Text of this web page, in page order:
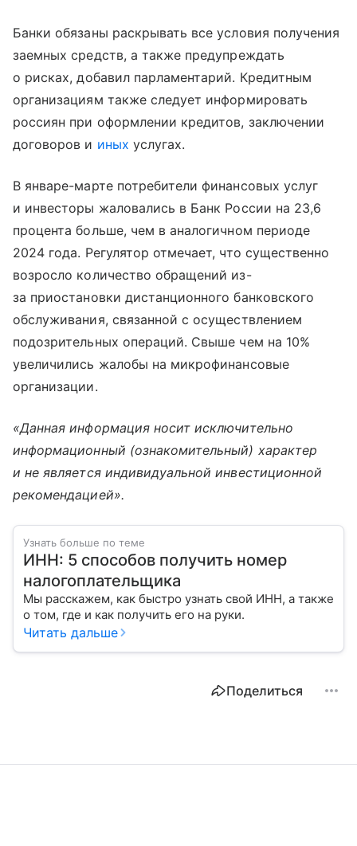
Банки обязаны раскрывать все условия получения
заемных средств, а также предупреждать
о рисках, добавил парламентарий. Кредитным
организациям также следует информировать
россиян при оформлении кредитов, заключении
договоров и иных услугах.
В январе-марте потребители финансовых услуг
и инвесторы жаловались в Банк России на 23,6
процента больше, чем в аналогичном периоде
2024 года. Регулятор отмечает, что существенно
возросло количество обращений из-
за приостановки дистанционного банковского
обслуживания, связанной с осуществлением
подозрительных операций. Свыше чем на 10%
увеличились жалобы на микрофинансовые
организации.
«Данная информация носит исключительно
информационный (ознакомительный) характер
и не является индивидуальной инвестиционной
рекомендацией».
Узнать больше по теме
ИНН: 5 способов получить номер
налогоплательщика
Мы расскажем, как быстро узнать свой ИНН, а также
о том, где и как получить его на руки.
Читать дальше
Поделиться